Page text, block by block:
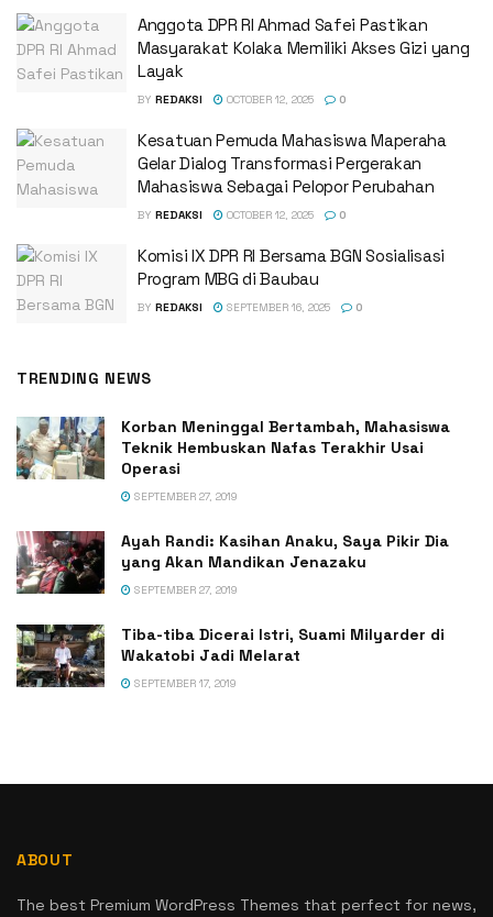
Anggota DPR RI Ahmad Safei Pastikan
Masyarakat Kolaka Memiliki Akses Gizi yang
Layak
BY REDAKSI OCTOBER 12, 2025 0
Kesatuan Pemuda Mahasiswa Maperaha
Gelar Dialog Transformasi Pergerakan
Mahasiswa Sebagai Pelopor Perubahan
BY REDAKSI OCTOBER 12, 2025 0
Komisi IX DPR RI Bersama BGN Sosialisasi
Program MBG di Baubau
BY REDAKSI SEPTEMBER 16, 2025 0
TRENDING NEWS
Korban Meninggal Bertambah, Mahasiswa
Teknik Hembuskan Nafas Terakhir Usai
Operasi
SEPTEMBER 27, 2019
Ayah Randi: Kasihan Anaku, Saya Pikir Dia
yang Akan Mandikan Jenazaku
SEPTEMBER 27, 2019
Tiba-tiba Dicerai Istri, Suami Milyarder di
Wakatobi Jadi Melarat
SEPTEMBER 17, 2019
ABOUT
The best Premium WordPress Themes that perfect for news,